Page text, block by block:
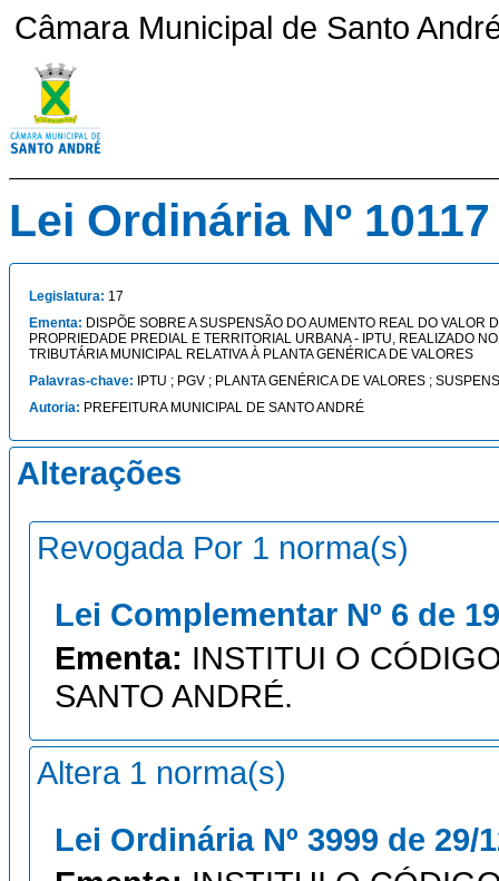
Câmara Municipal de Santo
Lei Ordinária Nº
Legislatura: 17
Ementa: DISPÕE SOBRE A SUSPENSÃO DO AUMENTO REAL DO
PROPRIEDADE PREDIAL E TERRITORIAL URBANA - IPTU, REALIZADO
TRIBUTÁRIA MUNICIPAL RELATIVA À PLANTA GENÉRICA DE VALORES
Palavras-chave: IPTU ; PGV ; PLANTA GENÉRICA DE VALORES ;
Autoria: PREFEITURA MUNICIPAL DE SANTO ANDRÉ
Alterações
Revogada Por 1 norma(s)
Lei Complementar Nº 6 de
Ementa: INSTITUI O
SANTO ANDRÉ.
Altera 1 norma(s)
Lei Ordinária Nº 3999 de 29/